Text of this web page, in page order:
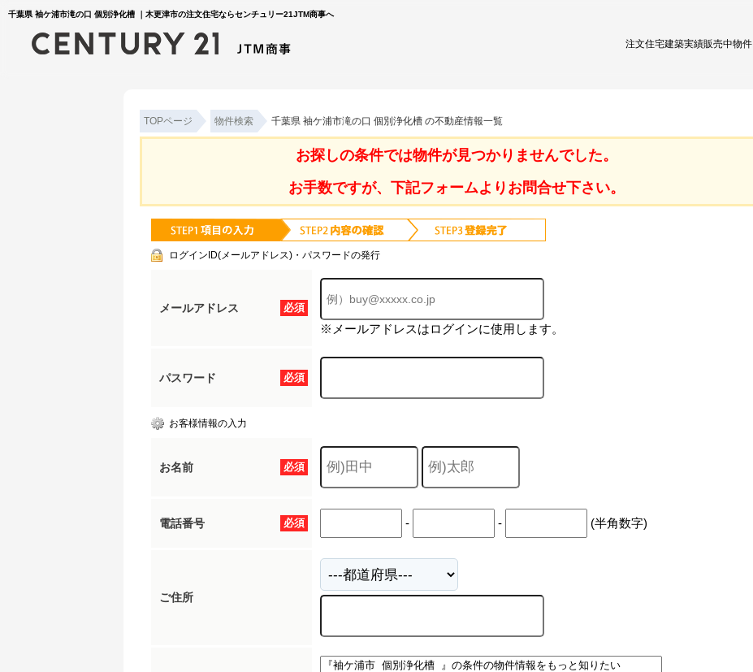
千葉県 袖ケ浦市滝の口 個別浄化槽 ｜木更津市の注文住宅ならセンチュリー21JTM商事へ
注文住宅建築実績販売中物件
TOPページ 物件検索 千葉県 袖ケ浦市滝の口 個別浄化槽 の不動産情報一覧
お探しの条件では物件が見つかりませんでした。
お手数ですが、下記フォームよりお問合せ下さい。
ログインID(メールアドレス)・パスワードの発行
必須
メールアドレス
※メールアドレスはログインに使用します。
必須
パスワード
お客様情報の入力
必須
お名前
必須
電話番号 - - (半角数字)
ご住所